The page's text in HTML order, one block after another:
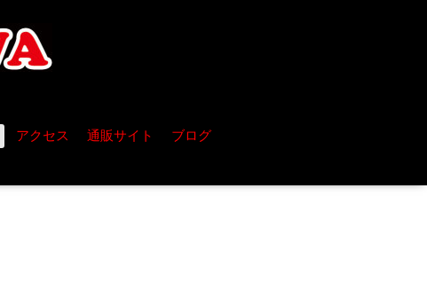
アクセス 通販サイト
ブログ